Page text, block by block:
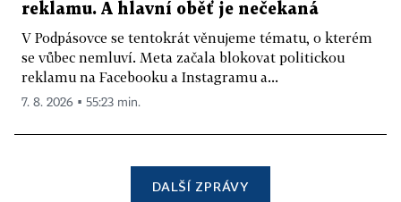
reklamu. A hlavní oběť je nečekaná
V Podpásovce se tentokrát věnujeme tématu, o kterém
se vůbec nemluví. Meta začala blokovat politickou
reklamu na Facebooku a Instagramu a...
7. 8. 2026 ▪ 55:23 min.
DALŠÍ ZPRÁVY